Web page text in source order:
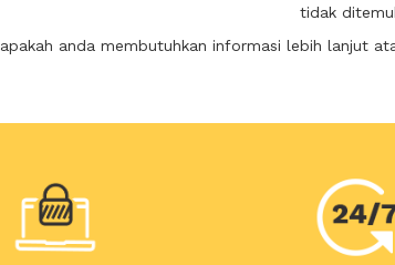
tidak
apakah anda membutuhkan informasi lebih lanjut